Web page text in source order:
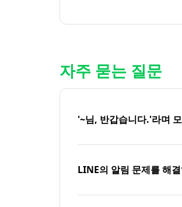
자주 묻는 질문
'~님, 반갑습니다.'라며
LINE의 알림 문제를 해